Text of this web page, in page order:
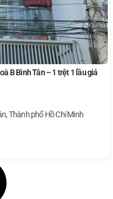
B Bình Tân – 1 trệt 1 lầu giá
Thành phố Hồ Chí Minh